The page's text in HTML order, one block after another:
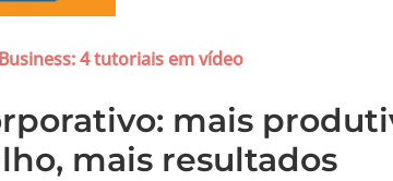
4 tutoriais em vídeo
mais
mais resultados